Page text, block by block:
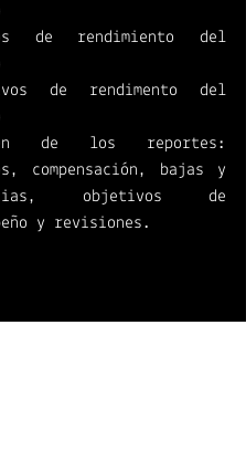
de rendimiento del
de rendimento del
de los reportes:
compensación, bajas y
objetivos de
y revisiones.